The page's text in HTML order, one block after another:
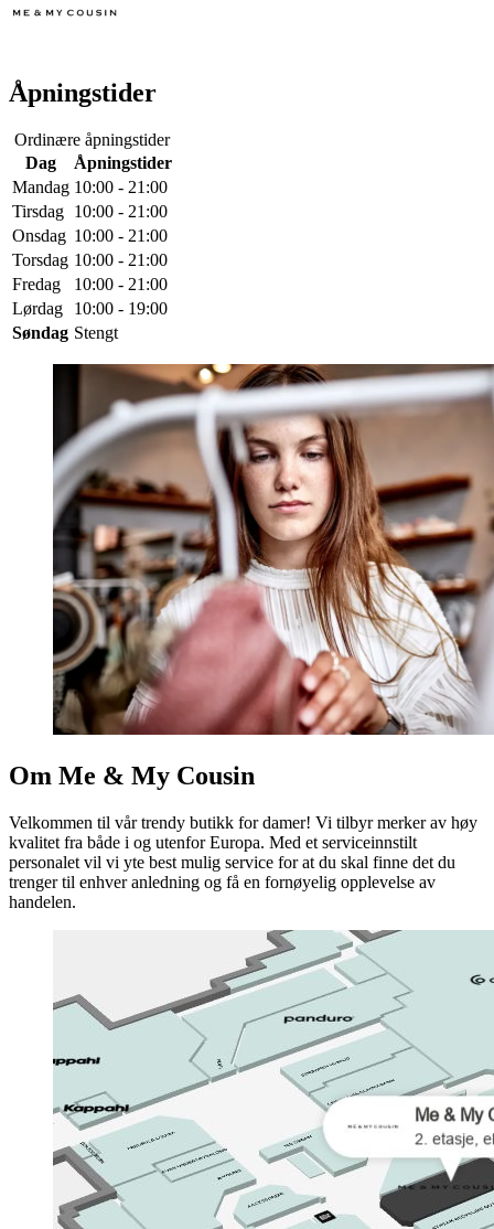
Åpningstider
Ordinære åpningstider
Dag
Åpningstider
Mandag 10:00 - 21:00
Tirsdag 10:00 - 21:00
Onsdag 10:00 - 21:00
Torsdag 10:00 - 21:00
Fredag
10:00 - 21:00
Lørdag
10:00 - 19:00
Søndag Stengt
Om Me & My Cousin
Velkommen til vår trendy butikk for damer! Vi tilbyr merker av høy
kvalitet fra både i og utenfor Europa. Med et serviceinnstilt
personalet vil vi yte best mulig service for at du skal finne det du
trenger til enhver anledning og få en fornøyelig opplevelse av
handelen.